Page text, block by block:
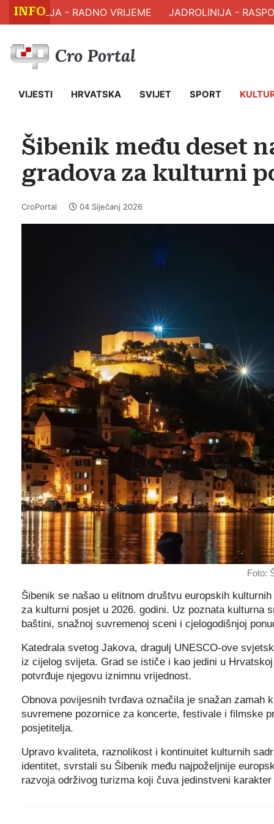
INFO - RADNO VRIJEME JADROLINIJA -
VIJESTI HRVATSKA SVIJET SPORT
Šibenik među deset
gradova za kulturni
CroPortal 04 Siječanj 2026
Foto:
Šibenik se našao u elitnom društvu europskih
za kulturni posjet u 2026. godini. Uz poznata kulturna
baštini, snažnoj suvremenoj sceni i cjelogodišnjoj
Katedrala svetog Jakova, dragulj UNESCO-ove
iz cijelog svijeta. Grad se ističe i kao jedini u
potvrđuje njegovu iznimnu vrijednost.
Obnova povijesnih tvrđava označila je snažan zamah
suvremene pozornice za koncerte, festivale i filmske
posjetitelja.
Upravo kvaliteta, raznolikost i kontinuitet kulturnih
identitet, svrstali su Šibenik među najpoželjnije
razvoja održivog turizma koji čuva jedinstveni karakter